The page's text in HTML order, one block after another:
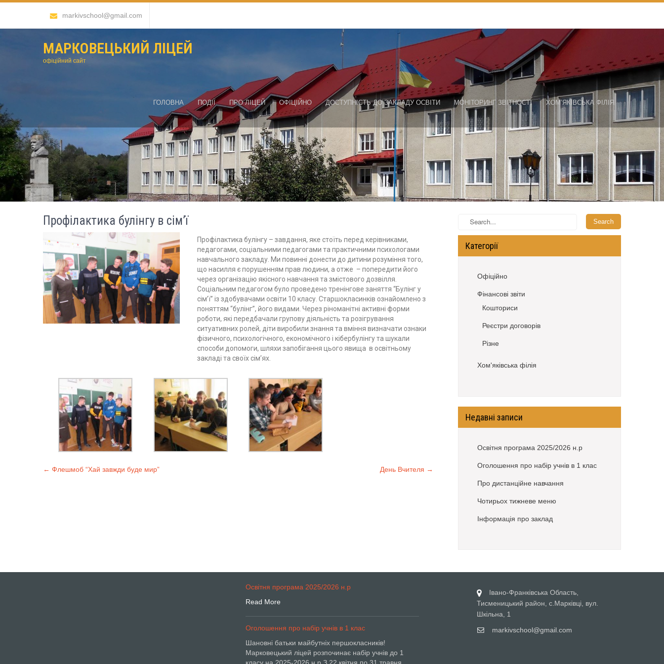
markivschool@gmail.com
МАРКОВЕЦЬКИЙ ЛІЦЕЙ
офіційний сайт
ГОЛОВНА ПОДІЇ ПРО ЛІЦЕЙ ОФІЦІЙНО ДОСТУПНІСТЬ ДО ЗАКЛАДУ ОСВІТИ МОНІТОРИНГ ЗВІТНОСТІ ХОМ’ЯКІВСЬКА ФІЛІЯ
Профілактика булінгу в сім’ї
Профілактика булінгу – завдання, яке стоїть перед керівниками,
педагогами, соціальними педагогами та практичними психологами
навчального закладу. Ми повинні донести до дитини розуміння того,
що насилля є порушенням прав людини, а отже – попередити його
через організацію якісного навчання та змістового дозвілля.
Соціальним педагогом було проведено тренінгове заняття “Булінг у
сім’ї” із здобувачами освіти 10 класу. Старшокласинків ознайомлено з
поняттям “булінг”, його видами. Через ріноманітні активні форми
роботи, які передбачали групову діяльність та розігрування
ситуативних ролей, діти виробили знання та вміння визначати ознаки
фізичного, психологічного, економічного і кібербулінгу та шукали
способи допомоги, шляхи запобігання цього явища в освітньому
закладі та своїх сім’ях.
← Флешмоб “Хай завжди буде мир” День Вчителя →
Категорії
Офіційно
Фінансові звіти
Кошториси
Реєстри договорів
Різне
Хом'яківська філія
Недавні записи
Освітня програма 2025/2026 н.р
Оголошення про набір учнів в 1 клас
Про дистанційне навчання
Чотирьох тижневе меню
Інформація про заклад
Освітня програма 2025/2026 н.р
Read More
Оголошення про набір учнів в 1 клас
Шановні батьки майбутніх першокласників!
Марковецький ліцей розпочинає набір учнів до 1
Івано-Франківська Область,
Тисменицький район, с.Марківці, вул.
Шкільна, 1
markivschool@gmail.com